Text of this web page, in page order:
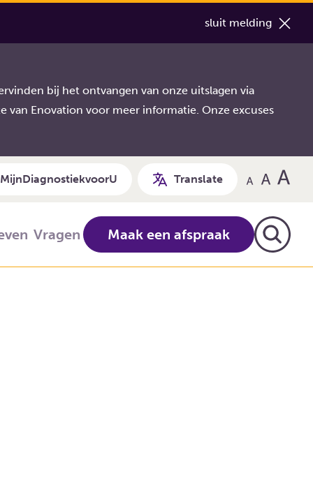
sluit melding
bij het ontvangen van onze uitslagen via
van Enovation voor meer informatie. Onze excuses
MijnDiagnostiekvoorU Translate
Vragen Maak een afspraak